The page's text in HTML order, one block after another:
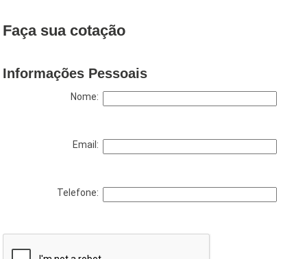
Faça sua cotação
Informações Pessoais
Nome:
Email:
Telefone: